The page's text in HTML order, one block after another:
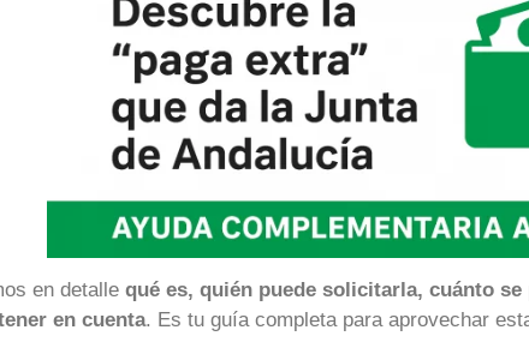
en detalle qué es, quién puede solicitarla, cuánto
en cuenta. Es tu guía completa para aprovechar